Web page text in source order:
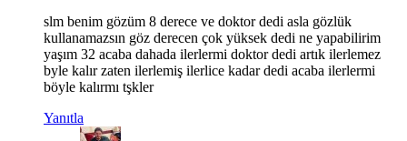
slm benim gözüm 8 derece ve doktor dedi asla gözlük
kullanamazsın göz derecen çok yüksek dedi ne yapabilirim
yaşım 32 acaba dahada ilerlermi doktor dedi artık ilerlemez
byle kalır zaten ilerlemiş ilerlice kadar dedi acaba ilerlermi
böyle kalırmı tşkler
Yanıtla